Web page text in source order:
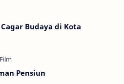
Budaya di Kota
Pensiun